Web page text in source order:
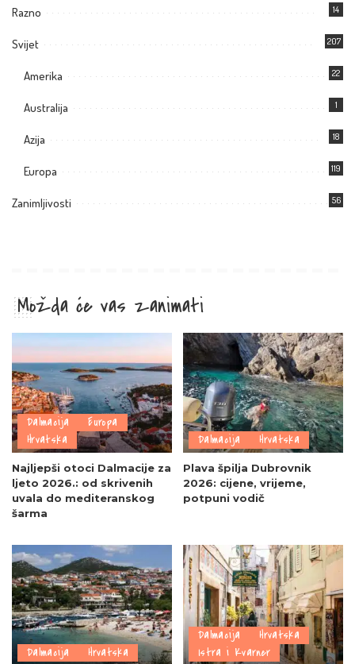
Razno 14
Svijet 207
Amerika 22
Australija 1
Azija 18
Europa 119
Zanimljivosti 56
Možda će vas zanimati
Dalmacija
Europa
Hrvatska
Najljepši otoci Dalmacije za
ljeto 2026.: od skrivenih
uvala do mediteranskog
šarma
Dalmacija Hrvatska
Plava špilja Dubrovnik
2026: cijene, vrijeme,
potpuni vodič
Dalmacija Hrvatska
Dalmacija
Hrvatska
Istra i Kvarner